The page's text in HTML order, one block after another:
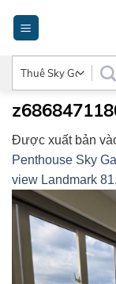
dung
Được xuất bản
Penthouse Sky
view Landmark